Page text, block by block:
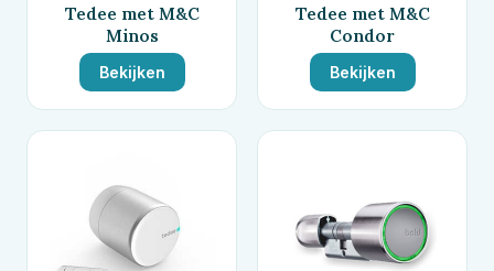
Tedee met M&C
Minos
Bekijken
Tedee met M&C
Condor
Bekijken